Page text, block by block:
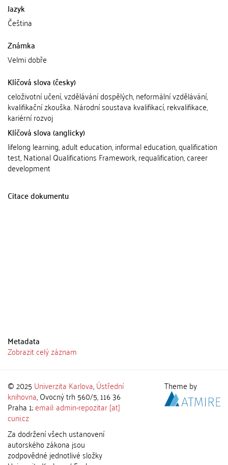
Jazyk
Čeština
Známka
Velmi dobře
Klíčová slova (česky)
celoživotní učení, vzdělávání dospělých, neformální vzdělávání,
kvalifikační zkouška. Národní soustava kvalifikací, rekvalifikace,
kariérní rozvoj
Klíčová slova (anglicky)
lifelong learning, adult education, informal education, qualification
test, National Qualifications Framework, requalification, career
development
Citace dokumentu
Metadata
Zobrazit celý záznam
© 2025 Univerzita Karlova,Ústřední
knihovna, Ovocný trh 560/5, 116 36
Praha 1;email: admin-repozitar [at]
cuni.cz
Za dodržení všech ustanovení
autorského zákona jsou
zodpovědné jednotlivé složky
Theme by